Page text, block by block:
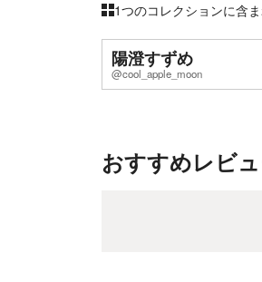
1つのコレクションに含
陽澄すずめ
@cool_apple_moon
おすすめレビ